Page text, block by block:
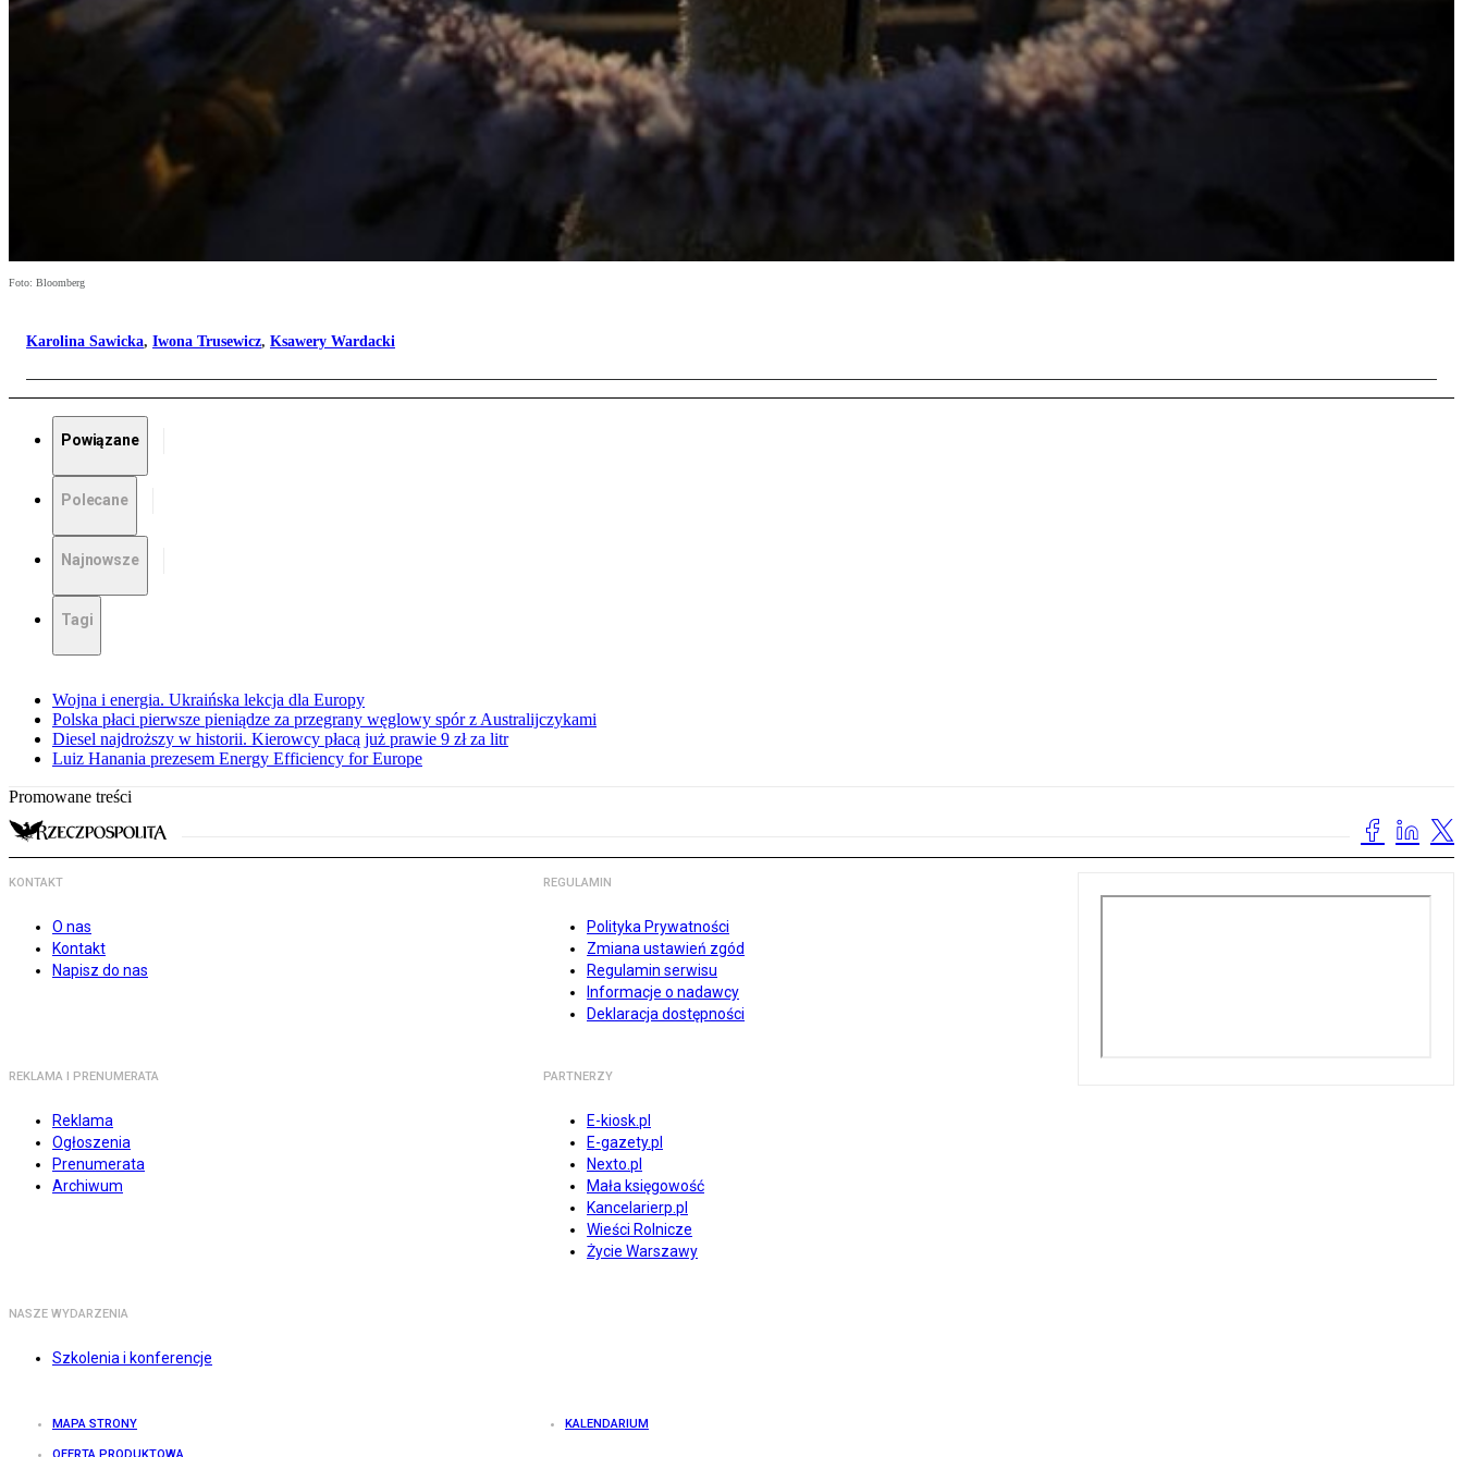
Foto: Bloomberg
Karolina Sawicka, Iwona Trusewicz, Ksawery Wardacki
Powiązane
Polecane
Najnowsze
Tagi
Wojna i energia. Ukraińska lekcja dla Europy
Polska płaci pierwsze pieniądze za przegrany węglowy spór z Australijczykami
Diesel najdroższy w historii. Kierowcy płacą już prawie 9 zł za litr
Luiz Hanania prezesem Energy Efficiency for Europe
Promowane treści
KONTAKT
O nas
Kontakt
Napisz do nas
REGULAMIN
Polityka Prywatności
Zmiana ustawień zgód
Regulamin serwisu
Informacje o nadawcy
Deklaracja dostępności
REKLAMA I PRENUMERATA
Reklama
Ogłoszenia
Prenumerata
Archiwum
PARTNERZY
E-kiosk.pl
E-gazety.pl
Nexto.pl
Mała księgowość
Kancelarierp.pl
Wieści Rolnicze
Życie Warszawy
NASZE WYDARZENIA
Szkolenia i konferencje
MAPA STRONY KALENDARIUM